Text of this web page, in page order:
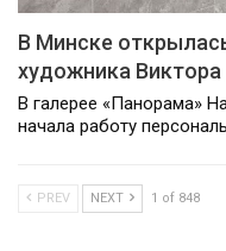
В Минске
художника
В галерее «Панорама»
начала работу
PREV NEXT 1 of 848